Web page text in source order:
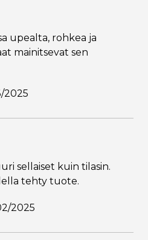
upealta, rohkea ja
mainitsevat sen
2025
sellaiset kuin tilasin.
tehty tuote.
2025